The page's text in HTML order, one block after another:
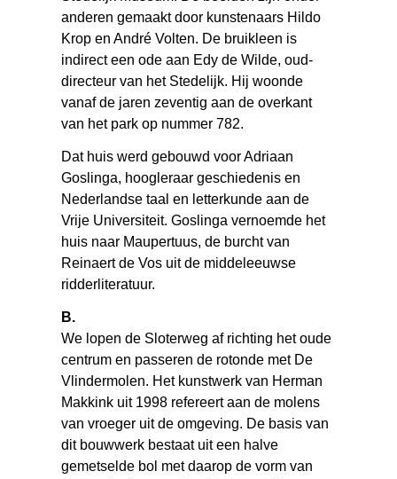
anderen gemaakt door kunstenaars Hildo
Krop en André Volten. De bruikleen is
indirect een ode aan Edy de Wilde, oud-
directeur van het Stedelijk. Hij woonde
vanaf de jaren zeventig aan de overkant
van het park op nummer 782.
Dat huis werd gebouwd voor Adriaan
Goslinga, hoogleraar geschiedenis en
Nederlandse taal en letter­kunde aan de
Vrije Universiteit. Goslinga vernoemde het
huis naar Maupertuus, de burcht van
Reinaert de Vos uit de middeleeuwse
ridder­literatuur.
B.
We lopen de Sloterweg af richting het oude
centrum en passeren de rotonde met De
Vlindermolen. Het kunstwerk van Herman
Makkink uit 1998 refereert aan de molens
van vroeger uit de omgeving. De basis van
dit bouwwerk bestaat uit een halve
gemetselde bol met daarop de vorm van